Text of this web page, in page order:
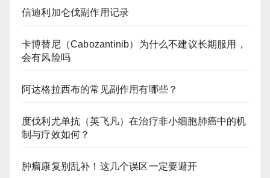
信迪利加仑伐副作用记录
卡博替尼（Cabozantinib）为什么不建议长期服用，
会有风险吗
阿达格拉西布的常见副作用有哪些？
度伐利尤单抗（英飞凡）在治疗非小细胞肺癌中的机
制与疗效如何？
肿瘤康复别乱补！这几个误区一定要避开